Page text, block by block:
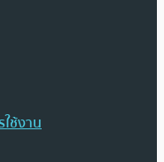
ช้งาน